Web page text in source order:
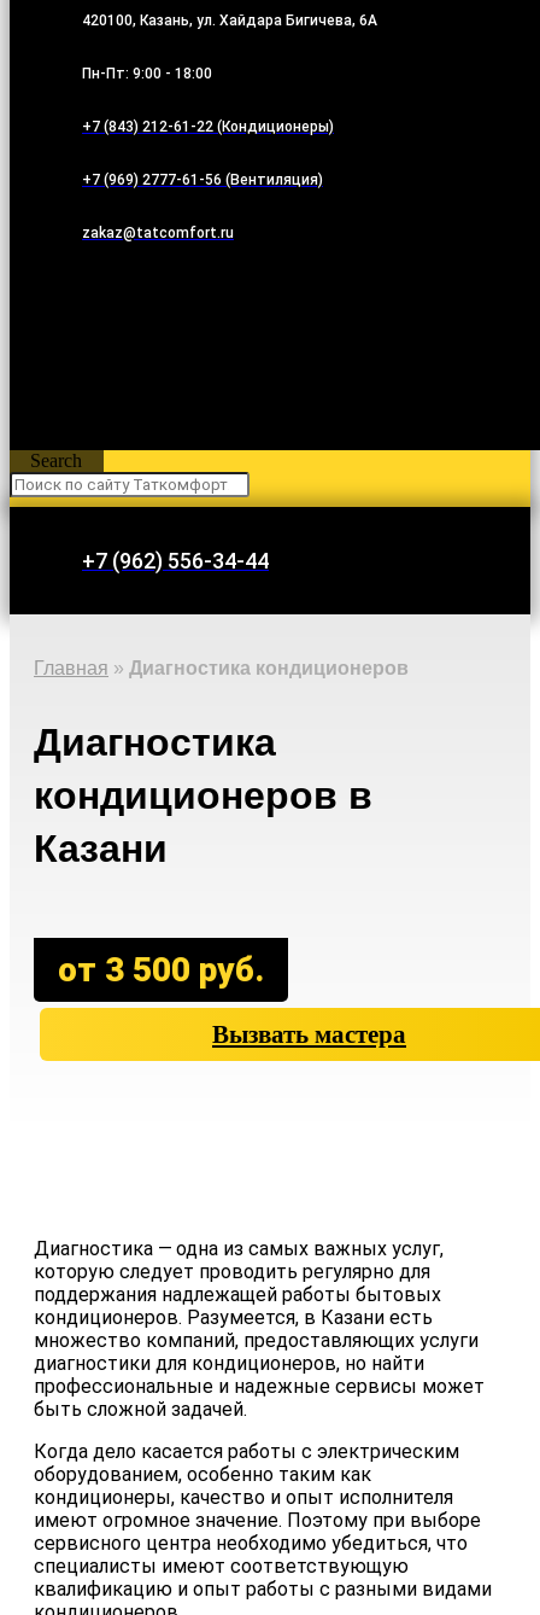
420100, Казань, ул. Хайдара Бигичева, 6А
Пн-Пт: 9:00 - 18:00
+7 (843) 212-61-22 (Кондиционеры)
+7 (969) 2777-61-56 (Вентиляция)
zakaz@tatcomfort.ru
Search
+7 (962) 556-34-44
Главная » Диагностика кондиционеров
Диагностика
кондиционеров в
Казани
от 3 500 руб.
Вызвать мастера
Диагностика — одна из самых важных услуг,
которую следует проводить регулярно для
поддержания надлежащей работы бытовых
кондиционеров. Разумеется, в Казани есть
множество компаний, предоставляющих услуги
диагностики для кондиционеров, но найти
профессиональные и надежные сервисы может
быть сложной задачей.
Когда дело касается работы с электрическим
оборудованием, особенно таким как
кондиционеры, качество и опыт исполнителя
имеют огромное значение. Поэтому при выборе
сервисного центра необходимо убедиться, что
специалисты имеют соответствующую
квалификацию и опыт работы с разными видами